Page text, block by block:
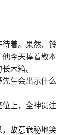
着。果然，铃
今天捧着教本
木箱。
生会出示什么
上，全神贯注
故意诡秘地笑